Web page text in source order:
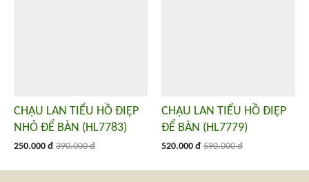
CHẬU LAN TIỂU HỒ ĐIỆP
NHỎ ĐỂ BÀN (HL7783)
250.000 đ 390.000 đ
CHẬU LAN TIỂU HỒ ĐIỆP
ĐỂ BÀN (HL7779)
520.000 đ 590.000 đ